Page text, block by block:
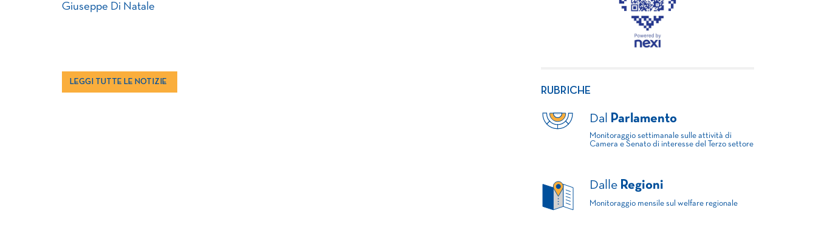
Giuseppe Di Natale
LEGGI TUTTE LE NOTIZIE
RUBRICHE
Dal Parlamento
Monitoraggio settimanale sulle attività di
Camera e Senato di interesse del Terzo settore
Dalle Regioni
Monitoraggio mensile sul welfare regionale